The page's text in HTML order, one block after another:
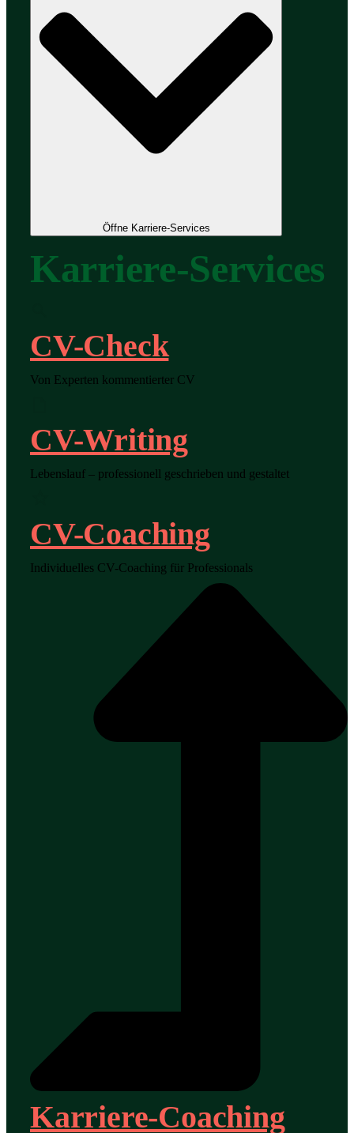
Öffne Karriere-Services
Karriere-Services
CV-Check
Von Experten kommentierter CV
CV-Writing
Lebenslauf – professionell geschrieben und gestaltet
CV-Coaching
Individuelles CV-Coaching für Professionals
Karriere-Coaching